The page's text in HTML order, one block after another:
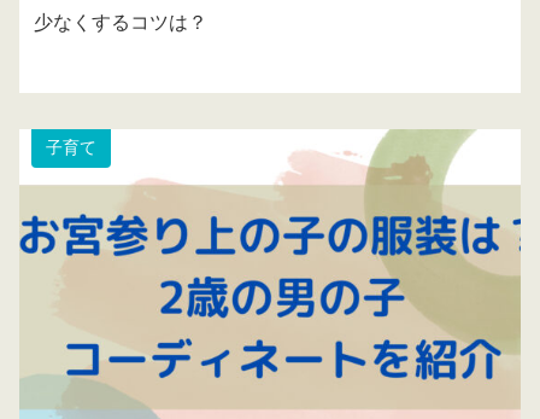
少なくするコツは？
子育て